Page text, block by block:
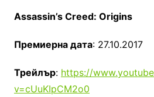
Assassin’s Creed: Origins
Премиерна дата: 27.10.2017
Трейлър: https://
v=cUuKIpCM2o0